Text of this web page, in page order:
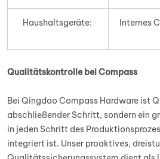
Haushaltsgeräte:
Internes
Qualitätskontrolle bei Compass
Bei Qingdao Compass Hardware ist
abschließender Schritt, sondern ein
in jeden Schritt des
integriert ist. Unser proaktives,